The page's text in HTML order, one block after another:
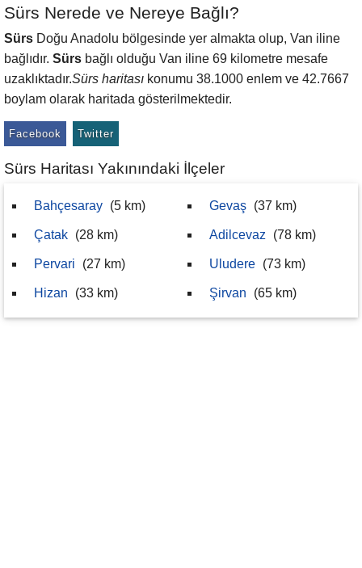
Sürs Nerede ve Nereye Bağlı?
Sürs Doğu Anadolu bölgesinde yer almakta olup, Van iline
bağlıdır. Sürs bağlı olduğu Van iline 69 kilometre mesafe
uzaklıktadır.Sürs haritası konumu 38.1000 enlem ve 42.7667
boylam olarak haritada gösterilmektedir.
Facebook Twitter
Sürs Haritası Yakınındaki İlçeler
Bahçesaray (5 km)
Çatak (28 km)
Pervari (27 km)
Hizan (33 km)
Gevaş (37 km)
Adilcevaz (78 km)
Uludere (73 km)
Şirvan (65 km)